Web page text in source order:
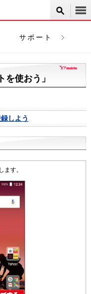
サポート
使おう」
しよう
ます。